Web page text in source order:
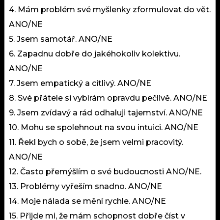
4. Mám problém své myšlenky zformulovat do vět.
ANO/NE
5. Jsem samotář. ANO/NE
6. Zapadnu dobře do jakéhokoliv kolektivu.
ANO/NE
7. Jsem empatický a citlivý. ANO/NE
8. Své přátele si vybírám opravdu pečlivě. ANO/NE
9. Jsem zvídavý a rád odhaluji tajemství. ANO/NE
10. Mohu se spolehnout na svou intuici. ANO/NE
11. Řekl bych o sobě, že jsem velmi pracovitý.
ANO/NE
12. Často přemýšlím o své budoucnosti ANO/NE.
13. Problémy vyřeším snadno. ANO/NE
14. Moje nálada se mění rychle. ANO/NE
15. Přijde mi, že mám schopnost dobře číst v